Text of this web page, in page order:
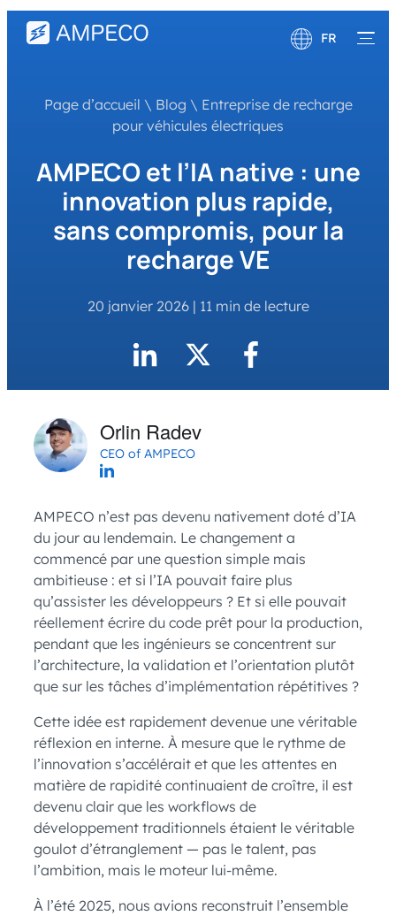
FR
Deutsch
Page d’accueil \ Blog \ Entreprise de recharge
pour véhicules électriques
AMPECO et l’IA native : une
innovation plus rapide,
sans compromis, pour la
recharge VE
20 janvier 2026| 11 min de lecture
Orlin Radev
CEO of AMPECO
AMPECO n’est pas devenu nativement doté d’IA
du jour au lendemain. Le changement a
commencé par une question simple mais
ambitieuse : et si l’IA pouvait faire plus
qu’assister les développeurs ? Et si elle pouvait
réellement écrire du code prêt pour la production,
pendant que les ingénieurs se concentrent sur
l’architecture, la validation et l’orientation plutôt
que sur les tâches d’implémentation répétitives ?
Cette idée est rapidement devenue une véritable
réflexion en interne. À mesure que le rythme de
l’innovation s’accélérait et que les attentes en
matière de rapidité continuaient de croître, il est
devenu clair que les workflows de
développement traditionnels étaient le véritable
goulot d’étranglement — pas le talent, pas
l’ambition, mais le moteur lui-même.
À l’été 2025, nous avions reconstruit l’ensemble